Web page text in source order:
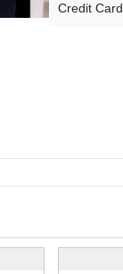
Credit Card